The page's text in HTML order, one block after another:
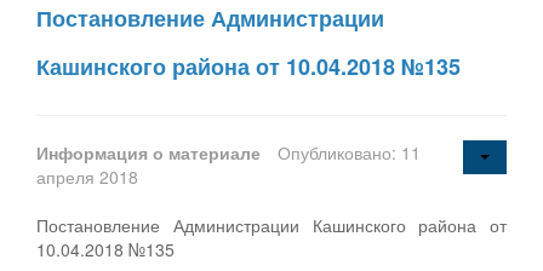
Постановление Администрации
Кашинского района от 10.04.2018 №135
Информация о материале
Опубликовано: 11
апреля 2018
Постановление Администрации Кашинского района от
10.04.2018 №135